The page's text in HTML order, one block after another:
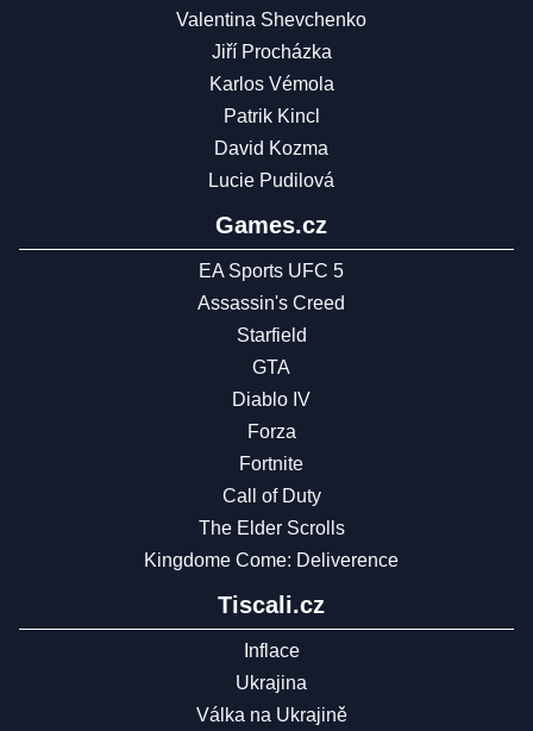
Valentina Shevchenko
Jiří Procházka
Karlos Vémola
Patrik Kincl
David Kozma
Lucie Pudilová
Games.cz
EA Sports UFC 5
Assassin's Creed
Starfield
GTA
Diablo IV
Forza
Fortnite
Call of Duty
The Elder Scrolls
Kingdome Come: Deliverence
Tiscali.cz
Inflace
Ukrajina
Válka na Ukrajině